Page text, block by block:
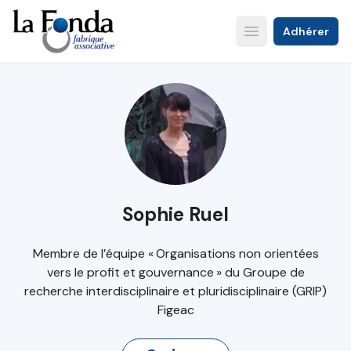
Aller
au
contenu
principal
Open main menu
Adhérer
Sophie Ruel
Membre de l’équipe « Organisations non orientées
vers le profit et gouvernance » du Groupe de
recherche interdisciplinaire et pluridisciplinaire (GRIP)
Figeac